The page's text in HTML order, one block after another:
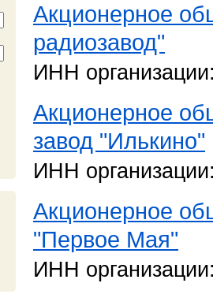
Акционерное
радиозавод"
ИНН
Акционерное
завод "Илькино"
ИНН
Акционерное
"Первое Мая"
ИНН